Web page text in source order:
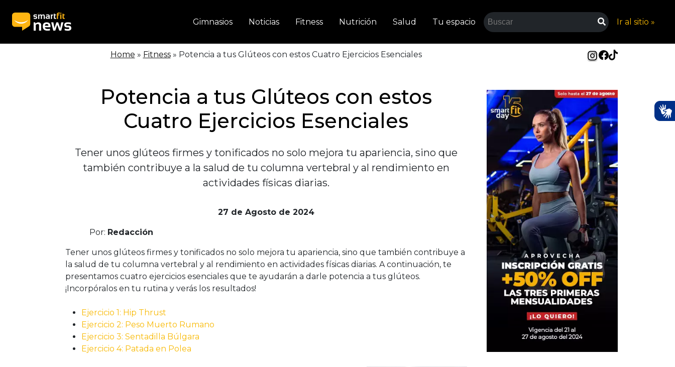
Gimnasios Noticias Fitness Nutrición Salud Tu espacio Ir al sitio »
Home » Fitness » Potencia a tus Glúteos con estos Cuatro Ejercicios Esenciales
Potencia a tus Glúteos con estos
Cuatro Ejercicios Esenciales
Tener unos glúteos firmes y tonificados no solo mejora tu apariencia, sino que
también contribuye a la salud de tu columna vertebral y al rendimiento en
actividades físicas diarias.
27 de Agosto de 2024
Por: Redacción
Tener unos glúteos firmes y tonificados no solo mejora tu apariencia, sino que también contribuye a
la salud de tu columna vertebral y al rendimiento en actividades físicas diarias. A continuación, te
presentamos cuatro ejercicios esenciales que te ayudarán a darle potencia a tus glúteos.
¡Incorpóralos en tu rutina y verás los resultados!
Ejercicio 1: Hip Thrust
Ejercicio 2: Peso Muerto Rumano
Ejercicio 3: Sentadilla Búlgara
Ejercicio 4: Patada en Polea